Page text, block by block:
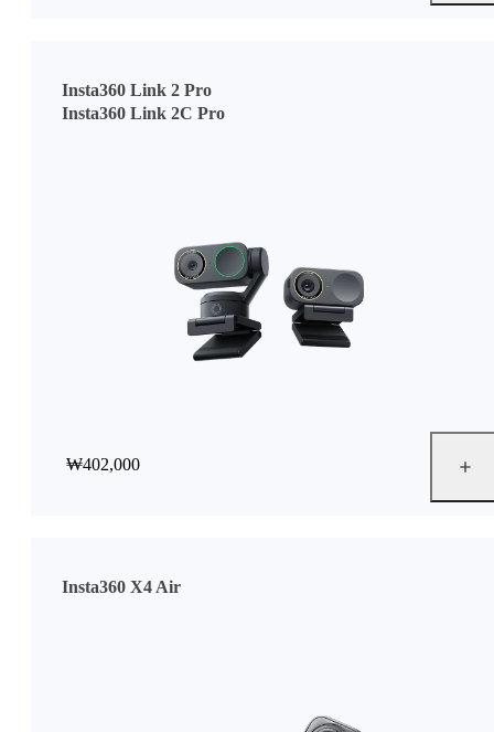
Insta360 Link 2 Pro
Insta360 Link 2C Pro
₩402,000
Insta360 X4 Air